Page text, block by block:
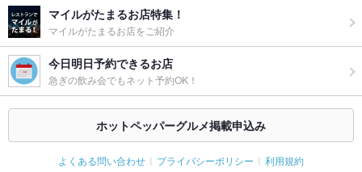
マイルがたまるお店特集！
マイルがたまるお店をご紹介
今日明日予約できるお店
急ぎの飲み会でもネット予約OK！
ホットペッパーグルメ掲載申込み
よくある問い合わせ プライバシーポリシー 利用規約